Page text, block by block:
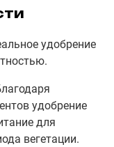
удобрение
удобрение
для
вегетации.